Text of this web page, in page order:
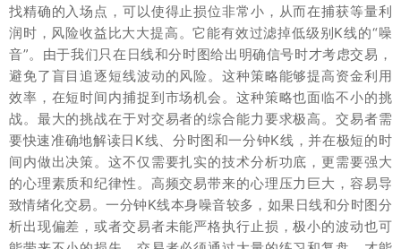
找精确的入场点，可以使得止损位非常小，从而在捕获等量利
润时，风险收益比大大提高。它能有效过滤掉低级别K线的“噪
音”。由于我们只在日线和分时图给出明确信号时才考虑交易，
避免了盲目追逐短线波动的风险。这种策略能够提高资金利用
效率，在短时间内捕捉到市场机会。这种策略也面临不小的挑
战。最大的挑战在于对交易者的综合能力要求极高。交易者需
要快速准确地解读日K线、分时图和一分钟K线，并在极短的时
间内做出决策。这不仅需要扎实的技术分析功底，更需要强大
的心理素质和纪律性。高频交易带来的心理压力巨大，容易导
致情绪化交易。一分钟K线本身噪音较多，如果日线和分时图分
析出现偏差，或者交易者未能严格执行止损，极小的波动也可